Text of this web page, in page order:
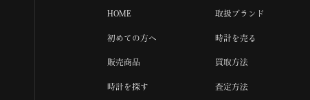
HOME
初めての方へ
販売商品
時計を探す
取扱ブランド
時計を売る
買取方法
査定方法